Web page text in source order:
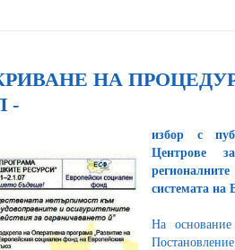
НА
-
избор с
Центрове
системата
На